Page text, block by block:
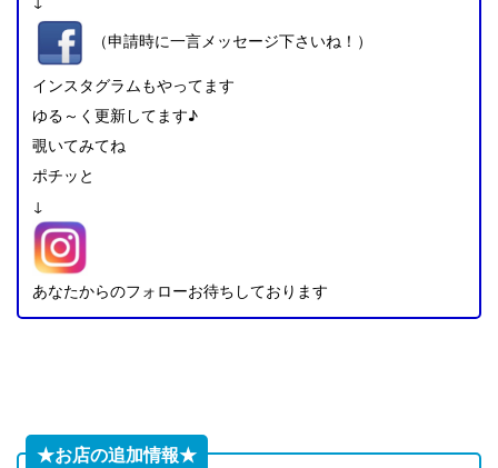
（申請時に一言メッセージ下さいね！）
インスタグラムもやってます
ゆる～く更新してます♪
覗いてみてね
ポチッと
↓
あなたからのフォローお待ちしております
★お店の追加情報★